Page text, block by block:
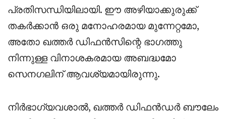
പ്രതിസന്ധിയിലായി. ഈ അഴിയാക്കുരുക്ക്
തകർക്കാൻ ഒരു മനോഹരമായ മുന്നേറ്റമോ,
അതോ ഖത്തർ ഡിഫൻസിന്റെ ഭാഗത്തു
നിന്നുള്ള വിനാശകരമായ അബദ്ധമോ
സെനഗലിന് ആവശ്യമായിരുന്നു.
നിർഭാഗ്യവശാൽ, ഖത്തർ ഡിഫൻഡർ ബൗലേം